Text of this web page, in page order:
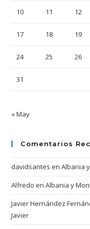
10 11 12
17 18 19
24 25 26
31
« May
Comentarios
davidsantes enAlbania
Alfredo enAlbania y
Javier Hernández
Javier